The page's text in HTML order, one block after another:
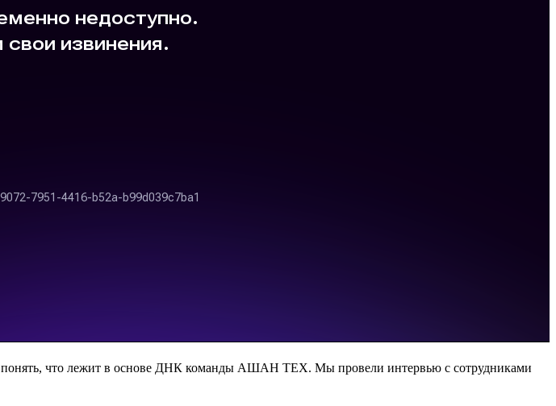
понять, что лежит в основе ДНК команды АШАН ТЕХ. Мы провели интервью с сотрудниками